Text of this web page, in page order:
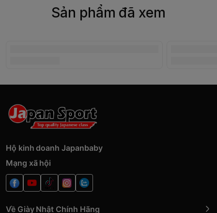
Sản phẩm đã xem
Hộ kinh doanh Japanbaby
Mạng xã hội
Về Giày Nhật Chính Hãng